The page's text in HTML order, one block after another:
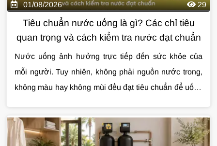
01/08/2026 29
Tiêu chuẩn nước uống là gì? Các chỉ tiêu
quan trọng và cách kiểm tra nước đạt chuẩn
Nước uống ảnh hưởng trực tiếp đến sức khỏe của
mỗi người. Tuy nhiên, không phải nguồn nước trong,
không màu hay không mùi đều đạt tiêu chuẩn để uống
giúp bạn đánh giá chất lượng nguồn nước và lựa
chọn giải pháp xử lý phù hợp.
nước uốngqua bài viết dưới đây.